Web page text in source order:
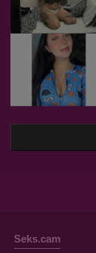
Seks.cam